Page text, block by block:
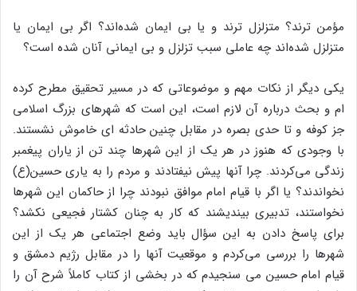
مؤمن ترند؟ متزلزل ترند و یا بی ایمان شده‌اند؟ اگر بی ایمان یا
متزلزل شده‌اند چه عاملی سبب تزلزل و بی ایمانی آنان شده است؟
یکی دیگر از نکات مهم و موضوعاتی که در مسیر تحقیق مطرح کرده
ام و بحث درباره آن لازم است، این است که شهرهای بزرگ اسلامی
جز کوفه و تا حدی بصره در مقابل چنین حادثه ای خاموش نشستند.
با وجودی که هنوز در هر یک از این شهرها چند تن از یاران پیغمبر
زندگی می‌کردند. چرا آنها پیش نیفتادند و مردم را به یاری حسین(ع)
نخواندند؟ یا اگر با قیام امام موافق نبودند چرا از حاکمان این شهرها
نخواستند، تدبیری بیندیشند که کار به چنان کشتار فجیعی نکشد؟
برای پاسخ دادن به این سؤال باید وضع اجتماعی هر یک از این
شهرها را بررسی می‌کردم و موقعیت آنها را در مقابل رژیم دمشق و
قیام امام حسین می سنجیدم که در بخشی از کتاب کاملاً شرح آن را